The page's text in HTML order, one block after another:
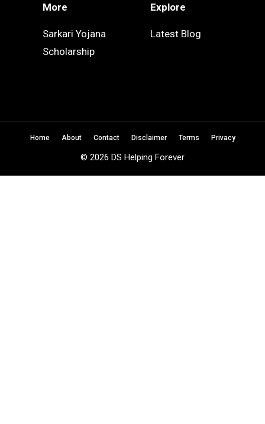
More
Sarkari Yojana
Scholarship
Explore
Latest Blog
Home About Contact Disclaimer Terms Privacy
© 2026 DS Helping Forever